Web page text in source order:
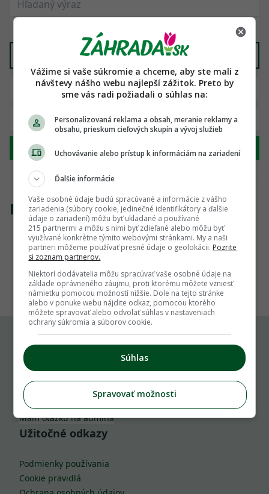
Stavebný materiál
Hľadať
Nenašli sme žiadny produkt
1
Komu môžeš napísať
info@zahrada.sk
Nahlás chybu
Mám otázku na admina
Užitočné odkazy
Podmienky používania
Cookie pravidlá
Vážime si vaše súkromie a chceme, aby ste mali z
návštevy nášho webu najlepší zážitok. Preto by
sme vás radi požiadali o súhlas na:
Personalizovaná reklama a obsah, meranie reklamy a
obsahu, prieskum cieľových skupín a vývoj služieb
Uchovávanie alebo prístup k informáciám na zariadení
Ďalšie informácie
Vaše osobné údaje budú spracúvané a informácie z vášho
zariadenia (súbory cookie, jedinečné identifikátory a ďalšie
údaje o zariadení) môžu byť ukladané a používané
215 partnermi a môžu s nimi byť zdieľané alebo môžu byť
využívané konkrétne týmito webovými stránkami. My a naši
partneri môžeme používať presné údaje o geolokácii. Pozrite
si zoznam partnerov.
Niektorí dodávatelia môžu spracúvať vaše osobné údaje na
základe oprávneného záujmu, proti ktorému môžete vzniesť
námietku pomocou možností nižšie. Dole na tejto stránke
alebo v ponuke webu nájdite odkaz, pomocou ktorého
môžete spravovať alebo odvolať súhlas v nastaveniach
ochrany súkromia a súborov cookie.
Súhlas
Spravovať možnosti